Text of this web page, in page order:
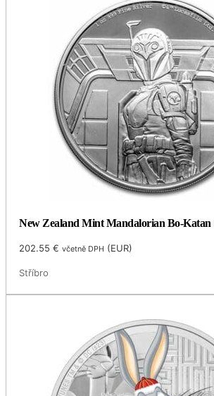
New Zealand Mint Mandalorian Bo-Katan
202.55€ včetně DPH (EUR)
Stříbro